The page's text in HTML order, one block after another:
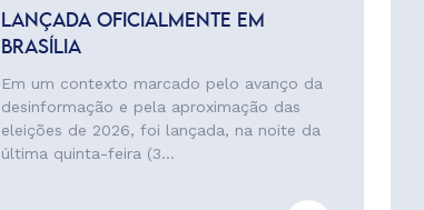
LANÇADA OFICIALMENTE EM
BRASÍLIA
Em um contexto marcado pelo avanço da
desinformação e pela aproximação das
eleições de 2026, foi lançada, na noite da
última quinta-feira (3...